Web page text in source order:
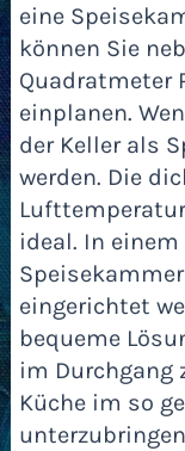
eine
können Sie
Quadratmeter
einplanen.
der Keller als
werden. Die
ideal. In
eingerichtet
bequeme
im Durchgang
Küche im so